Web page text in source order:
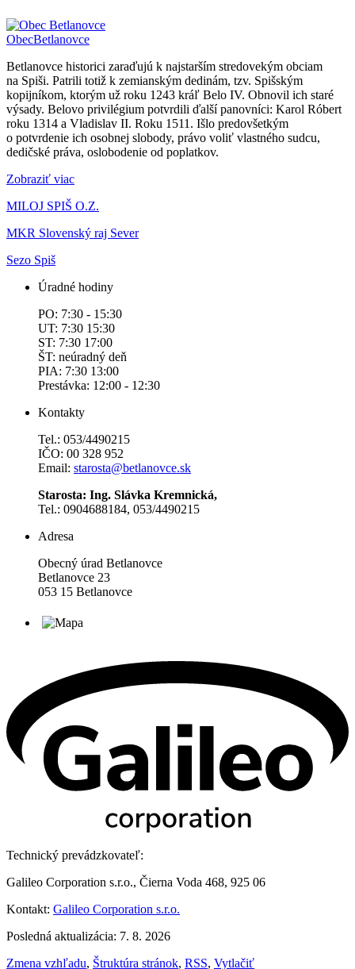
ObecBetlanovce
Betlanovce historici zaraďujú k najstarším stredovekým obciam
na Spiši. Patrili totiž k zemianským dedinám, tzv. Spišským
kopijníkom, ktorým už roku 1243 kráľ Belo IV. Obnovil ich staré
výsady. Belovo privilégium potvrdili ďalší panovníci: Karol Róbert
roku 1314 a Vladislav II. Roku 1511. Išlo predovšetkým
o potvrdenie ich osobnej slobody, právo voliť vlastného sudcu,
dedičské práva, oslobodenie od poplatkov.
Zobraziť viac
MILOJ SPIŠ O.Z.
MKR Slovenský raj Sever
Sezo Spiš
Úradné hodiny
PO: 7:30 - 15:30
UT: 7:30 15:30
ST: 7:30 17:00
ŠT: neúradný deň
PIA: 7:30 13:00
Prestávka: 12:00 - 12:30
Kontakty
Tel.: 053/4490215
IČO: 00 328 952
Email: starosta@betlanovce.sk
Starosta: Ing. Slávka Kremnická,
Tel.: 0904688184, 053/4490215
Adresa
Obecný úrad Betlanovce
Betlanovce 23
053 15 Betlanovce
Technický prevádzkovateľ:
Galileo Corporation s.r.o., Čierna Voda 468, 925 06
Kontakt: Galileo Corporation s.r.o.
Posledná aktualizácia: 7. 8. 2026
Zmena vzhľadu, Štruktúra stránok, RSS, Vytlačiť